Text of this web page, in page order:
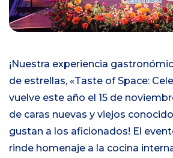
¡Nuestra experiencia
de estrellas, «Taste of Space:
vuelve este año el 15 de
de caras nuevas y viejos
gustan a los aficionados! El
rinde homenaje a la cocina